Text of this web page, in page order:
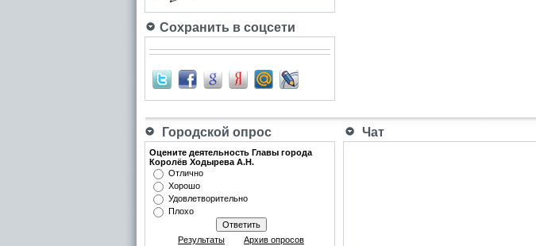
Сохранить в соцсети
Городской опрос Чат
Оцените деятельность Главы города
Королёв Ходырева А.Н.
Отлично
Хорошо
Удовлетворительно
Плохо
Результаты Архив опросов